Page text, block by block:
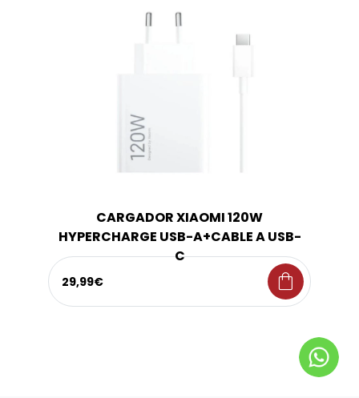
CARGADOR XIAOMI 120W
HYPERCHARGE USB-A+CABLE A USB-
C
29,99€ shopping_bag